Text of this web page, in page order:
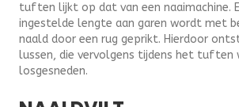
tuften lijkt op dat van een naaimachine.
ingestelde lengte aan garen wordt met
naald door een rug geprikt. Hierdoor
lussen, die vervolgens tijdens het tuften
losgesneden.